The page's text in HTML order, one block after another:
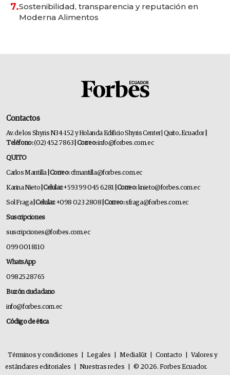
7.Sostenibilidad, transparencia y reputación en
Moderna Alimentos
Contactos
Av. de los Shyris N34-152 y Holanda Edificio Shyris Center | Quito, Ecuador
Teléfono:(02) 452 7863 | Correo:info@forbes.com.ec
QUITO
Carlos Mantilla | Correo:cfmantilla@forbes.com.ec
Karina Nieto | Celular:+593 99 045 6281 | Correo:knieto@forbes.com.ec
Sol Fraga| Celular:+098 023 2808 | Correo:sfraga@forbes.com.ec
Suscripciones
suscripciones@forbes.com.ec
099 001 8110
WhatsApp
0982528765
Buzón ciudadano
info@forbes.com.ec
Código de ética
Términos y condiciones Legales MediaKit Contacto
Valores y
estándares editoriales
Nuestras redes © 2026. Forbes Ecuador.